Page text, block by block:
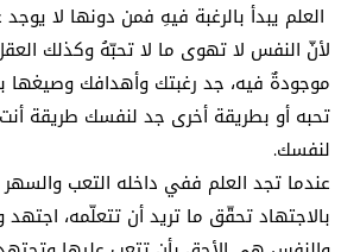
العلم يبدأ بالرغبة فيهِ فمن دونها لا
لأنّ النفس لا تهوى ما لا تحبّهُ وكذلك
موجودةٌ فيه، جد رغبتك وأهدافك وصيغها
تحبه أو بطريقة أخرى جد لنفسك طريقة
لنفسك.
عندما تجد العلم ففي داخله التعب
بالاجتهاد تحقّق ما تريد أن تتعلّمه،